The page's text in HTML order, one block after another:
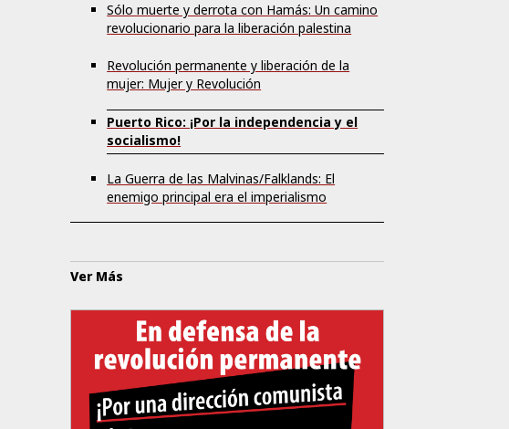
Sólo muerte y derrota con Hamás: Un camino
revolucionario para la liberación palestina
Revolución permanente y liberación de la
mujer: Mujer y Revolución
Puerto Rico: ¡Por la independencia y el
socialismo!
La Guerra de las Malvinas/Falklands: El
enemigo principal era el imperialismo
Ver Más